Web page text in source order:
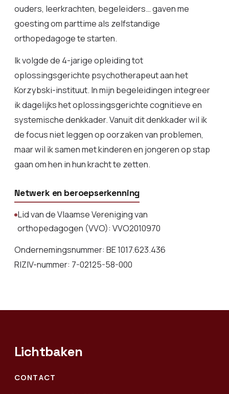
ouders, leerkrachten, begeleiders… gaven me
goesting om parttime als zelfstandige
orthopedagoge te starten.
Ik volgde de 4-jarige opleiding tot
oplossingsgerichte psychotherapeut aan het
Korzybski-instituut. In mijn begeleidingen integreer
ik dagelijks het oplossingsgerichte cognitieve en
systemische denkkader. Vanuit dit denkkader wil ik
de focus niet leggen op oorzaken van problemen,
maar wil ik samen met kinderen en jongeren op stap
gaan om hen in hun kracht te zetten.
Netwerk en beroepserkenning
Lid van de Vlaamse Vereniging van
orthopedagogen (VVO): VVO2010970
Ondernemingsnummer: BE 1017.623.436
RIZIV-nummer: 7-02125-58-000
Lichtbaken
CONTACT